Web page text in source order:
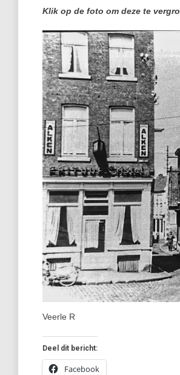
Klik op de foto om deze te
Veerle R
Deel dit bericht:
Facebook